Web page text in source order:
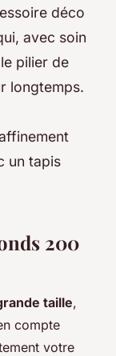
déco
avec soin
pilier de
longtemps.
un tapis
200
taille,
compte
votre